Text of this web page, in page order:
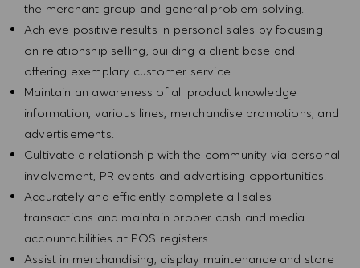
the merchant group and general problem solving.
Achieve positive results in personal sales by focusing
on relationship selling, building a client base and
offering exemplary customer service.
Maintain an awareness of all product knowledge
information, various lines, merchandise promotions, and
advertisements.
Cultivate a relationship with the community via personal
involvement, PR events and advertising opportunities.
Accurately and efficiently complete all sales
transactions and maintain proper cash and media
accountabilities at POS registers.
Assist in merchandising, display maintenance and store